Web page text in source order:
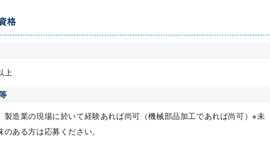
格
上
造業の現場に於いて経験あれば尚可（機械部品加工であれば尚可）※未
ある方は応募ください。